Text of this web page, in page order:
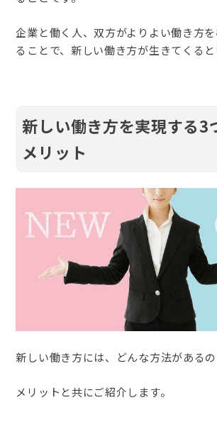
企業と働く人、双方がよりよい働き方
ることで、新しい働き方が生きてくると
新しい働き方を実現する3
メリット
新しい働き方には、どんな方法があるの
メリットと共にご紹介します。